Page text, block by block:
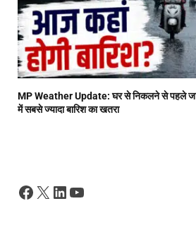
MP Weather Update: घर से निकलने से पहले
में सबसे ज्यादा बारिश का खतरा
Facebook
X LinkedIn
YouTube